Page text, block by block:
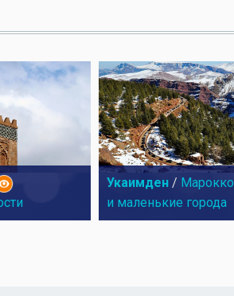
Укаимден / Марокко
и маленькие города